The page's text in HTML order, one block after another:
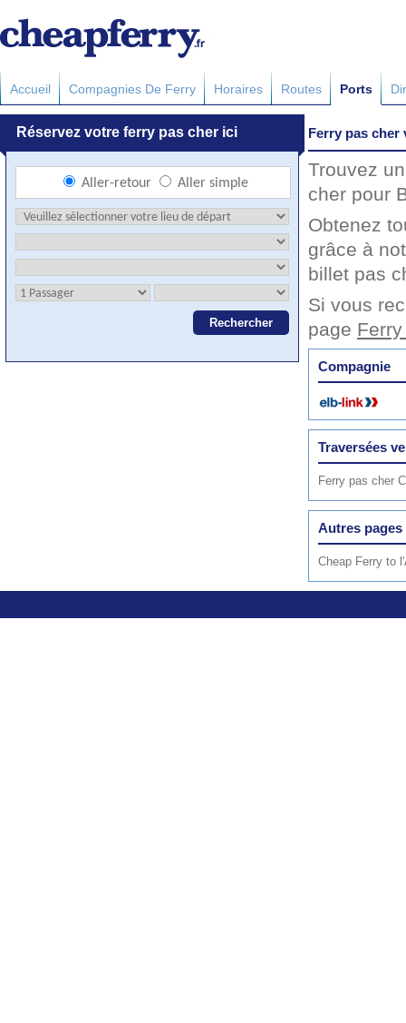
Accueil Compagnies De Ferry Horaires Routes Ports
Ferry pas
Trouvez
cher pour
Obtenez
grâce à
billet pas
Si vous
page
Compagnie
Traversées
Ferry pas cher
Autres pages
Cheap Ferry to